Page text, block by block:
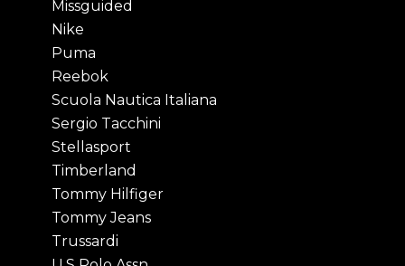
Missguided
Nike
Puma
Reebok
Scuola Nautica Italiana
Sergio Tacchini
Stellasport
Timberland
Tommy Hilfiger
Tommy Jeans
Trussardi